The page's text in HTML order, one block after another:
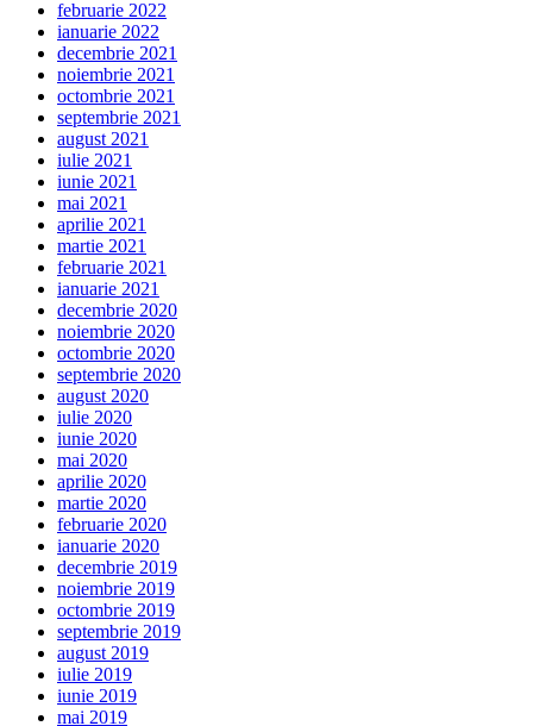
februarie 2022
ianuarie 2022
decembrie 2021
noiembrie 2021
octombrie 2021
septembrie 2021
august 2021
iulie 2021
iunie 2021
mai 2021
aprilie 2021
martie 2021
februarie 2021
ianuarie 2021
decembrie 2020
noiembrie 2020
octombrie 2020
septembrie 2020
august 2020
iulie 2020
iunie 2020
mai 2020
aprilie 2020
martie 2020
februarie 2020
ianuarie 2020
decembrie 2019
noiembrie 2019
octombrie 2019
septembrie 2019
august 2019
iulie 2019
iunie 2019
mai 2019